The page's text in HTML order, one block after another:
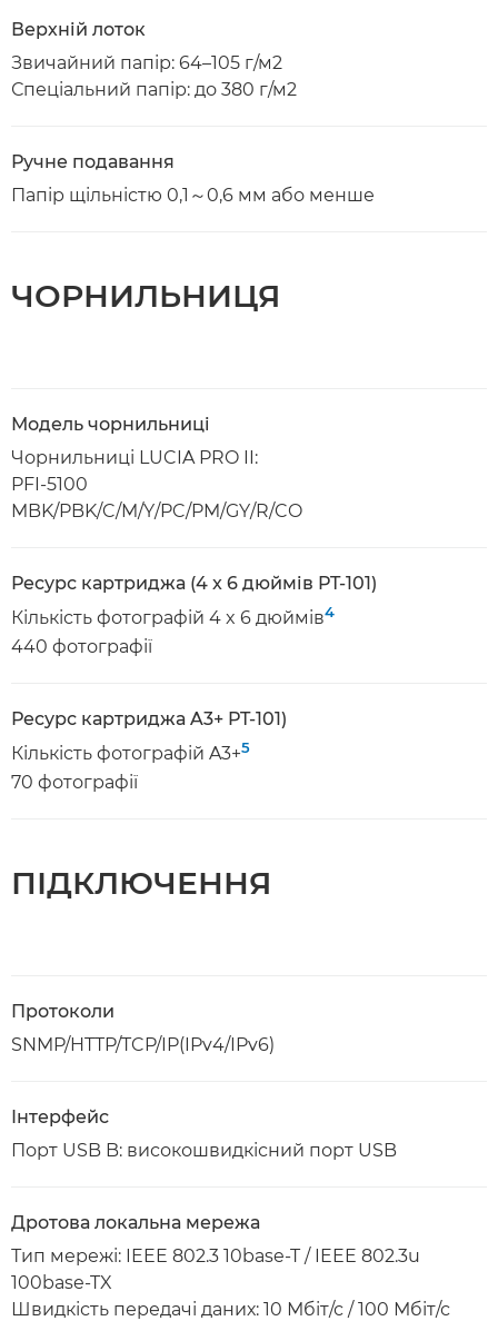
Верхній лоток
Звичайний папір: 64–105 г/м2
Спеціальний папір: до 380 г/м2
Ручне подавання
Папір щільністю 0,1～0,6 мм або менше
ЧОРНИЛЬНИЦЯ
Модель чорнильниці
Чорнильниці LUCIA PRO II:
PFI-5100
MBK/PBK/C/M/Y/PC/PM/GY/R/CO
Ресурс картриджа (4 x 6 дюймів PT-101)
Кількість фотографій 4 x 6 дюймів4
440 фотографії
Ресурс картриджа A3+ PT-101)
Кількість фотографій A3+5
70 фотографії
ПІДКЛЮЧЕННЯ
Протоколи
SNMP/HTTP/TCP/IP(IPv4/IPv6)
Інтерфейс
Порт USB B: високошвидкісний порт USB
Дротова локальна мережа
Тип мережі: IEEE 802.3 10base-T / IEEE 802.3u
100base-TX
Швидкість передачі даних: 10 Мбіт/с / 100 Мбіт/с